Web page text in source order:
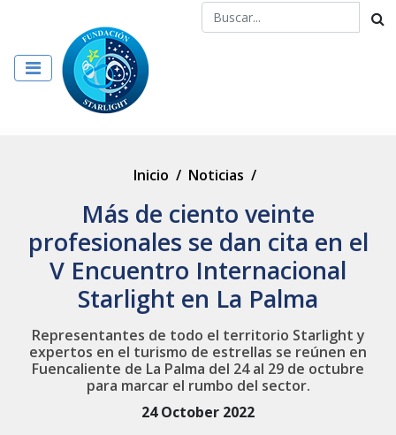
Inicio / Noticias /
Más de ciento veinte
profesionales se dan cita en el
V Encuentro Internacional
Starlight en La Palma
Representantes de todo el territorio Starlight y
expertos en el turismo de estrellas se reúnen en
Fuencaliente de La Palma del 24 al 29 de octubre
para marcar el rumbo del sector.
24 October 2022